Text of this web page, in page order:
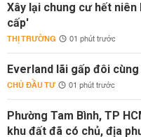
Xây lại chung cư hết
cấp'
THỊ TRƯỜNG 01 phút trước
Everland lãi gấp đôi
CHỦ ĐẦU TƯ 01 phút trước
Phường Tam Bình, TP
khu đất đã có chủ, địa